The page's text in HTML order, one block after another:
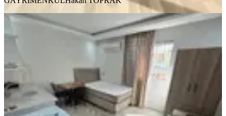
ÖNE ÇIKAN
Barajyoluna Yakın Genişş 1+0 Eşyalı
Daire✅️
Seyhan, Yeşilyurt Mahallesi
· 03.08.2026
14.000 ₺